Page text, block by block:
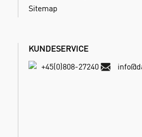
Sitemap
KUNDESERVICE
+45(0)808-27240